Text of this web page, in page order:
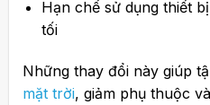
Hạn chế sử dụng thiết
tối
Những thay đổi này giúp
mặt trời, giảm phụ thuộc